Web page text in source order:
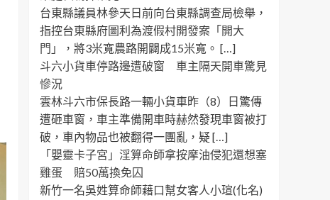
台東縣議員林參天日前向台東縣調查局檢舉，
指控台東縣府圖利為渡假村開發案「開大
門」，將3米寬農路開闢成15米寬。 […]
斗六小貨車停路邊遭破窗 車主隔天開車驚見
慘況
雲林斗六市保長路一輛小貨車昨（8）日驚傳
遭砸車窗，車主準備開車時赫然發現車窗被打
破，車內物品也被翻得一團亂，疑 […]
「嬰靈卡子宮」淫算命師拿按摩油侵犯還想塞
雞蛋 賠50萬換免囚
新竹一名吳姓算命師藉口幫女客人小瑄(化名)